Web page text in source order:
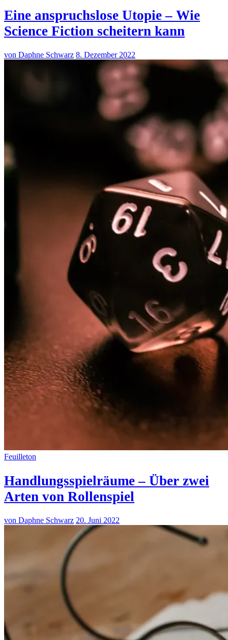
Eine anspruchslose Utopie – Wie
Science Fiction scheitern kann
von Daphne Schwarz 8. Dezember 2022
Feuilleton
Handlungsspielräume – Über zwei
Arten von Rollenspiel
von Daphne Schwarz 20. Juni 2022